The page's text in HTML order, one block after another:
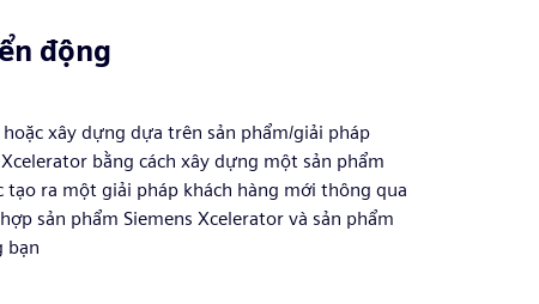
động
xây dựng dựa trên sản phẩm/giải pháp
Xcelerator bằng cách xây dựng một sản phẩm
tạo ra một giải pháp khách hàng mới thông qua
sản phẩm Siemens Xcelerator và sản phẩm
bạn